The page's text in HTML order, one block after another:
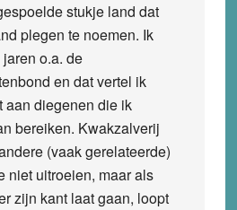
stukje land dat
plegen te noemen. Ik
o.a. de
en dat vertel ik
aan diegenen die ik
bereiken. Kwakzalverij
(vaak gerelateerde)
niet uitroeien, maar als
zijn kant laat gaan, loopt